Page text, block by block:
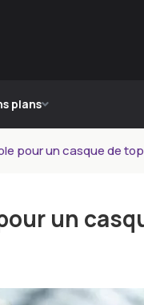
plans
pour un casque de
un